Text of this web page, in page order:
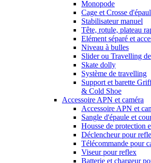
Monopode
Cage et Crosse
Stabilisateur manuel
Tête, rotule, plateau
Elément séparé et
Niveau à bulles
Slider ou Travelling
Skate dolly
Système de travelling
Support et barette
& Cold Shoe
Accessoire APN et caméra
Accessoire APN et
Sangle d'épaule et
Housse de protection
Déclencheur pour
Télécommande pour
Viseur pour reflex
Batterie et chargeur